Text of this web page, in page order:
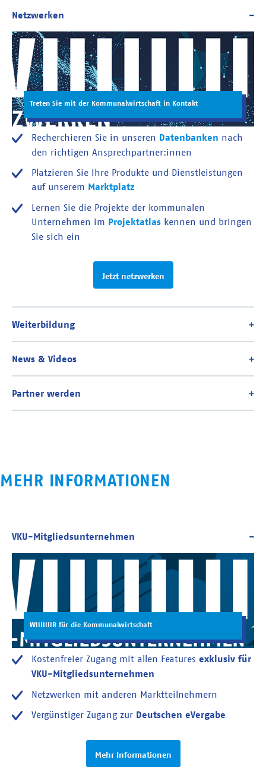
Treten Sie mit der Kommunalwirtschaft in Kontakt
Recherchieren Sie in unseren Datenbanken nach
den richtigen Ansprechpartner:innen
Platzieren Sie Ihre Produkte und Dienstleistungen
auf unserem Marktplatz
Lernen Sie die Projekte der kommunalen
Unternehmen im Projektatlas kennen und bringen
Sie sich ein
Jetzt netzwerken
MEHR INFORMATIONEN
WIIIIIIIR für die Kommunalwirtschaft
Kostenfreier Zugang mit allen Features exklusiv für
VKU-Mitgliedsunternehmen
Netzwerken mit anderen Marktteilnehmern
Vergünstiger Zugang zur Deutschen eVergabe
Mehr Informationen